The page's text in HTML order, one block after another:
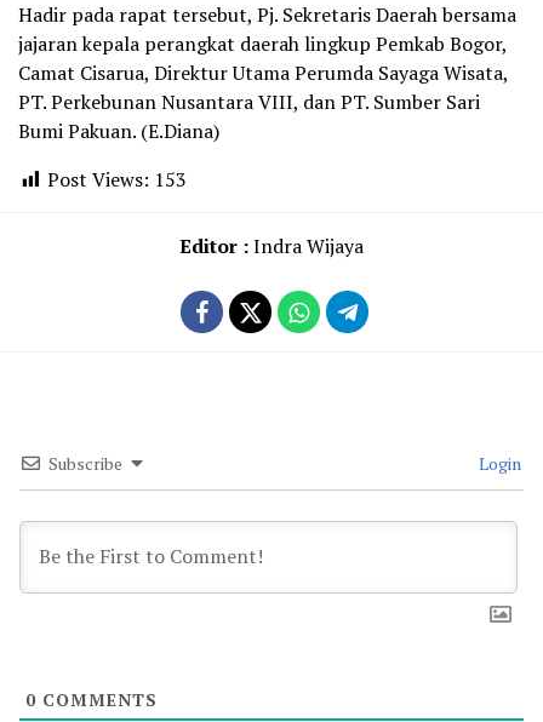
Hadir pada rapat tersebut, Pj. Sekretaris Daerah bersama
jajaran kepala perangkat daerah lingkup Pemkab Bogor,
Camat Cisarua, Direktur Utama Perumda Sayaga Wisata,
PT. Perkebunan Nusantara VIII, dan PT. Sumber Sari
Bumi Pakuan. (E.Diana)
Post Views: 153
Editor :Indra Wijaya
Subscribe Login
0 COMMENTS